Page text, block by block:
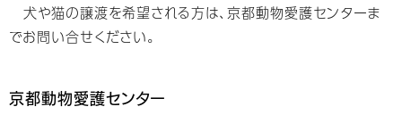
犬や猫の譲渡を希望される方は、京都動物愛護センターま
でお問い合せください。
京都動物愛護センター